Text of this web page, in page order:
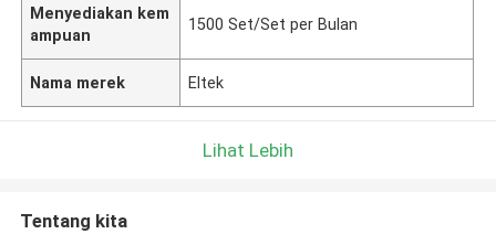
Menyediakan kem
ampuan
1500 Set/Set per Bulan
Nama merek Eltek
Lihat Lebih
Tentang kita